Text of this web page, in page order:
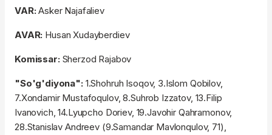
VAR:Asker Najafaliev
AVAR: Husan Xudayberdiev
Komissar: Sherzod Rajabov
"So'g'diyona":1.Shohruh Isoqov, 3.Islom Qobilov,
7.Xondamir Mustafoqulov, 8.Suhrob Izzatov, 13.Filip
Ivanovich, 14.Lyupcho Doriev, 19.Javohir Qahramonov,
28.Stanislav Andreev (9.Samandar Mavlonqulov, 71),